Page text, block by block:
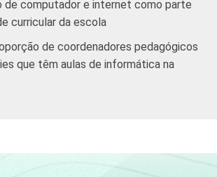
Total -
Públicas
Não tem 44
de computador e internet como parte
curricular da escola
de coordenadores pedagógicos
que têm aulas de informática na